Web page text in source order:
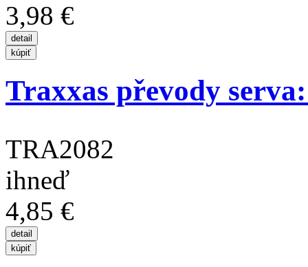
3,98 €
Traxxas převody
TRA2082
ihneď
4,85 €